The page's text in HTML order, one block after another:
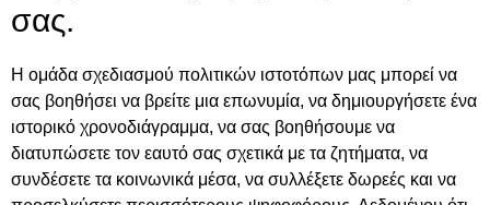
σας.
Η ομάδα σχεδιασμού πολιτικών ιστοτόπων μας μπορεί να
σας βοηθήσει να βρείτε μια επωνυμία, να δημιουργήσετε ένα
ιστορικό χρονοδιάγραμμα, να σας βοηθήσουμε να
διατυπώσετε τον εαυτό σας σχετικά με τα ζητήματα, να
συνδέσετε τα κοινωνικά μέσα, να συλλέξετε δωρεές και να